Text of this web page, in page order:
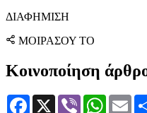
ΔΙΑΦΗΜΙΣΗ
ΜΟΙΡΑΣΟΥ ΤΟ
Κοινοποίηση
Facebook
X Viber